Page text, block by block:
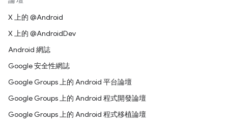
X 上的 @Android
X 上的 @AndroidDev
Android 網誌
Google 安全性網誌
Google Groups 上的 Android 平台論壇
Google Groups 上的 Android 程式開發論壇
Google Groups 上的 Android 程式移植論壇